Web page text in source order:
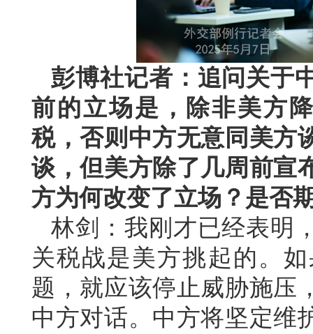
彭博社记者：追问关于
前的立场是，除非美方
税，否则中方无意同美方
谈，但美方除了几周前宣
方为何改变了立场？是否
林剑：我刚才已经表明
关税战是美方挑起的。
题，就应该停止威胁施压
中方对话。中方将坚定维